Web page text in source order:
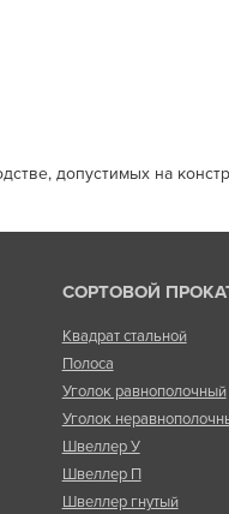
допустимых на
СОРТОВОЙ
Квадрат стальной
Полоса
Уголок равнополочный
Уголок
Швеллер У
Швеллер П
Швеллер гнутый